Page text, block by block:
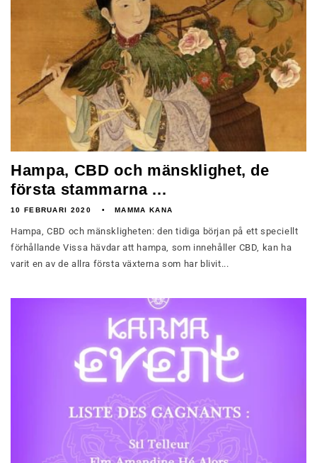
Hampa, CBD och mänsklighet, de
första stammarna ...
10 FEBRUARI 2020 MAMMA KANA
Hampa, CBD och mänskligheten: den tidiga början på ett speciellt
förhållande Vissa hävdar att hampa, som innehåller CBD, kan ha
varit en av de allra första växterna som har blivit...